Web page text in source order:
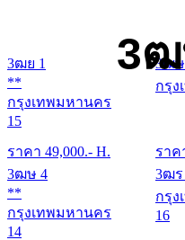
3ฒ
3ฒย 1
**
กรุงเทพมหานคร
15
ราคา 49,000.- H.
3ฒษ
กรุง
ราค
3ฒษ 4
**
กรุงเทพมหานคร
14
3ฒร
กรุง
16